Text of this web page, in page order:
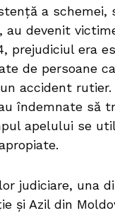
a
au devenit
prejudiciul era
de persoane
accident
îndemnate să
apelului se
judiciare, una
și Azil din